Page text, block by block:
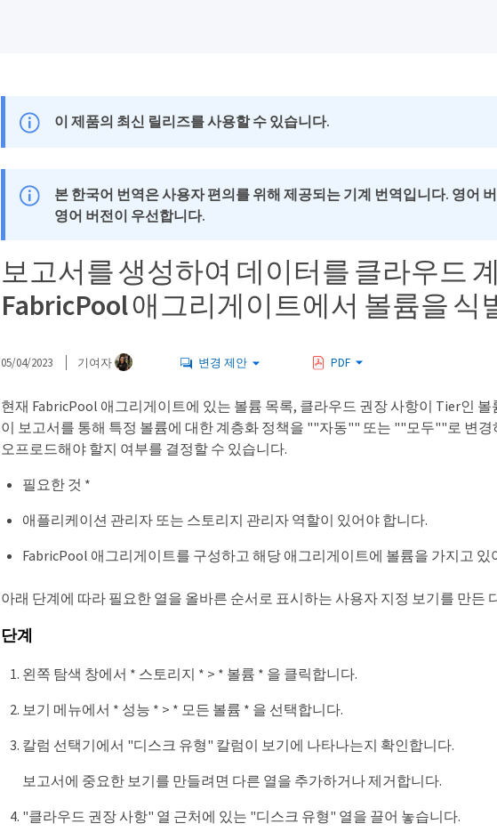
이 제품의 최신 릴리즈를 사용할 수 있습니다.
본 한국어 번역은 사용자 편의를 위해 제공되는 기계 번역입니다. 영어
영어 버전이 우선합니다.
보고서를 생성하여 데이터를 클라우드
FabricPool 애그리게이트에서 볼륨을 식
05/04/2023 기여자 변경 제안 PDF
현재 FabricPool 애그리게이트에 있는 볼륨 목록, 클라우드 권장 사항이 Tier인
이 보고서를 통해 특정 볼륨에 대한 계층화 정책을 ""자동"" 또는 ""모두""로 변
오프로드해야 할지 여부를 결정할 수 있습니다.
필요한 것 *
애플리케이션 관리자 또는 스토리지 관리자 역할이 있어야 합니다.
FabricPool 애그리게이트를 구성하고 해당 애그리게이트에 볼륨을 가지고 있
아래 단계에 따라 필요한 열을 올바른 순서로 표시하는 사용자 지정 보기를 만
단계
왼쪽 탐색 창에서 * 스토리지 * > * 볼륨 * 을 클릭합니다.
보기 메뉴에서 * 성능 * > * 모든 볼륨 * 을 선택합니다.
칼럼 선택기에서 "디스크 유형" 칼럼이 보기에 나타나는지 확인합니다.
보고서에 중요한 보기를 만들려면 다른 열을 추가하거나 제거합니다.
"클라우드 권장 사항" 열 근처에 있는 "디스크 유형" 열을 끌어 놓습니다.